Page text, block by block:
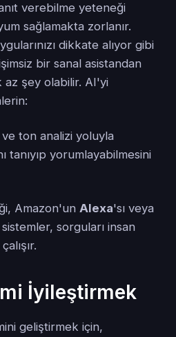
verebilme yeteneği
sağlamakta zorlanır.
dikkate alıyor gibi
bir sanal asistandan
az şey olabilir. AI'yi
ve ton analizi yoluyla
tanıyıp yorumlayabilmesini
Amazon'un Alexa'sı veya
sorguları insan
İyileştirmek
geliştirmek için,